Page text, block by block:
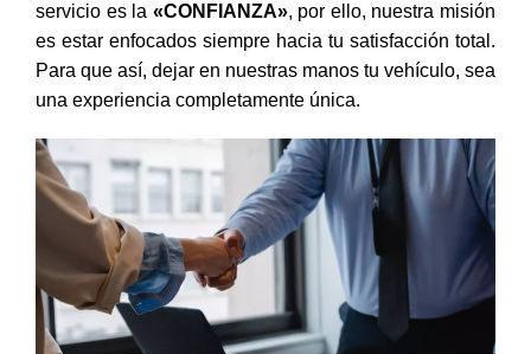
servicio es la «CONFIANZA», por ello, nuestra misión
es estar enfocados siempre hacia tu satisfacción total.
Para que así, dejar en nuestras manos tu vehículo, sea
una experiencia completamente única.